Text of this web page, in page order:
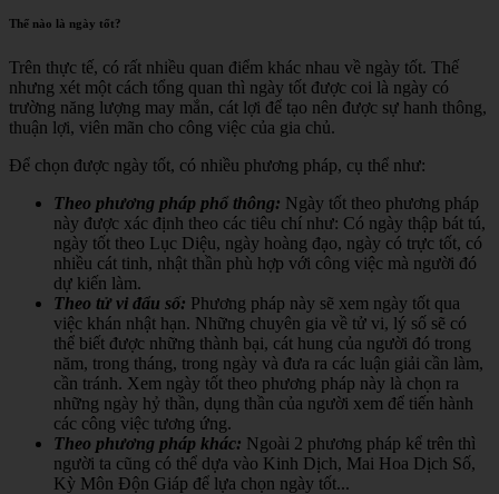
Thế nào là ngày tốt?
Trên thực tế, có rất nhiều quan điểm khác nhau về ngày tốt. Thế
nhưng xét một cách tổng quan thì ngày tốt được coi là ngày có
trường năng lượng may mắn, cát lợi để tạo nên được sự hanh thông,
thuận lợi, viên mãn cho công việc của gia chủ.
Để chọn được ngày tốt, có nhiều phương pháp, cụ thể như:
Theo phương pháp phổ thông: Ngày tốt theo phương pháp
này được xác định theo các tiêu chí như: Có ngày thập bát tú,
ngày tốt theo Lục Diệu, ngày hoàng đạo, ngày có trực tốt, có
nhiều cát tinh, nhật thần phù hợp với công việc mà người đó
dự kiến làm.
Theo tử vi đẩu số: Phương pháp này sẽ xem ngày tốt qua
việc khán nhật hạn. Những chuyên gia về tử vi, lý số sẽ có
thể biết được những thành bại, cát hung của người đó trong
năm, trong tháng, trong ngày và đưa ra các luận giải cần làm,
cần tránh. Xem ngày tốt theo phương pháp này là chọn ra
những ngày hỷ thần, dụng thần của người xem để tiến hành
các công việc tương ứng.
Theo phương pháp khác: Ngoài 2 phương pháp kể trên thì
người ta cũng có thể dựa vào Kinh Dịch, Mai Hoa Dịch Số,
Kỳ Môn Độn Giáp để lựa chọn ngày tốt...